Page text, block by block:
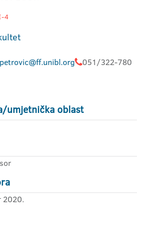
4
051/322-780
umjetnička oblast
2020.